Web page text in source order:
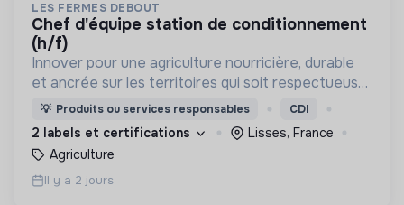
LES FERMES DEBOUT
chef d'équipe station de conditionnement
(h/f)
Innover pour une agriculture nourricière, durable
et ancrée sur les territoires qui soit respectueuse
de l'humain et des écosystèmes
💡 Produits ou services responsables CDI
2 labels et certifications
Lisses, France
Agriculture
Il y a 2 jours